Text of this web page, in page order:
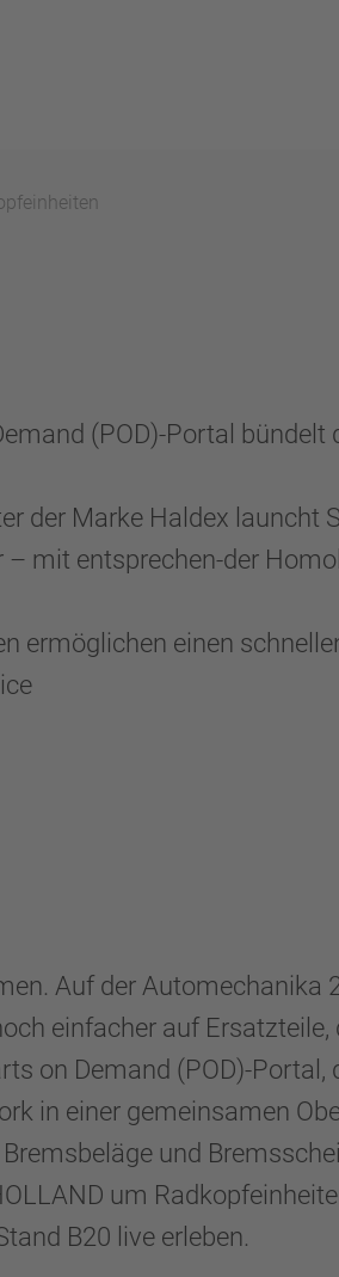
(POD)-Portal
der Marke Haldex launcht
mit entsprechen-der
ermöglichen einen
Auf der Automechanika
einfacher auf
on Demand (POD)-
in einer gemeinsamen
und
um
B20 live erleben.